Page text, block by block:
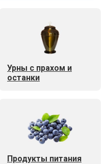
Урны с прахом и
останки
Продукты питания